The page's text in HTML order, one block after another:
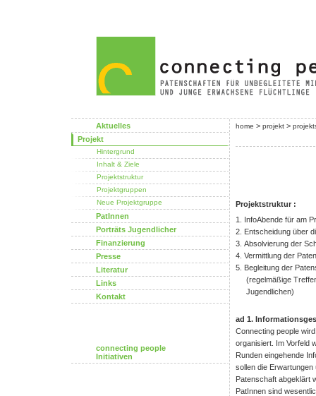
Aktuelles
Projekt
Hintergrund
Inhalt & Ziele
Projektstruktur
Projektgruppen
Neue Projektgruppe
PatInnen
Porträts Jugendlicher
Finanzierung
Presse
Literatur
Links
Kontakt
connecting people
Initiativen
home > projekt >
Projektstruktur :
1. InfoAbende für am
2. Entscheidung über
3. Absolvierung der
4. Vermittlung der
5. Begleitung der
(regelmäßige
Jugendlichen)
ad 1.
Connecting people
organisiert. Im Vorfeld
Runden eingehende
sollen die
Patenschaft abgeklärt
PatInnen sind